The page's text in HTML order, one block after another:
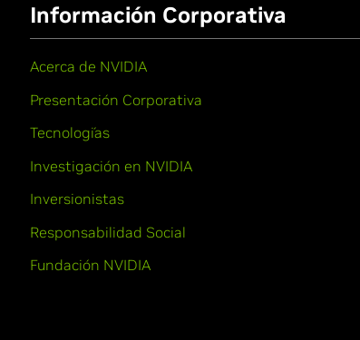
Información Corporativa
Acerca de NVIDIA
Presentación Corporativa
Tecnologías
Investigación en NVIDIA
Inversionistas
Responsabilidad Social
Fundación NVIDIA